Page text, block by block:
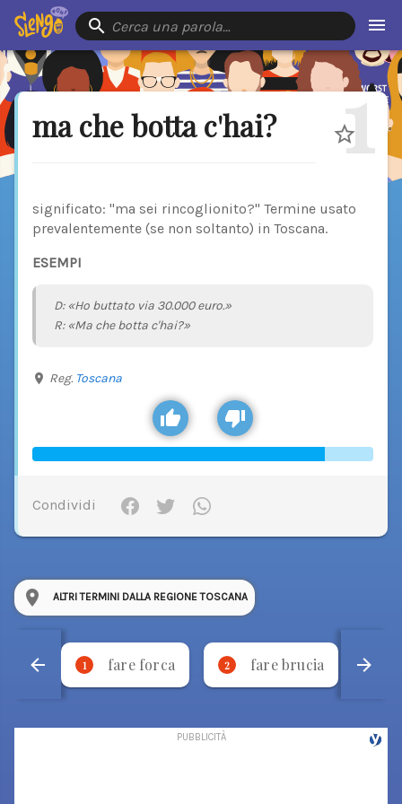
Cerca una parola…
ma che botta c'hai? 1
significato: "ma sei rincoglionito?" Termine usato
prevalentemente (se non soltanto) in Toscana.
ESEMPI
D: «Ho buttato via 30.000 euro.»
R: «Ma che botta c'hai?»
Reg. Toscana
Condividi
ALTRI TERMINI DALLA REGIONE TOSCANA
1 fare forca 2 fare brucia